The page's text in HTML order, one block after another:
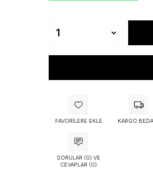
FAVORILERE EKLE KARGO
SORULAR (0) VE
CEVAPLAR (0)